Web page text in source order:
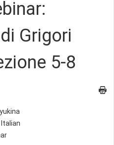
Grigori
5-8